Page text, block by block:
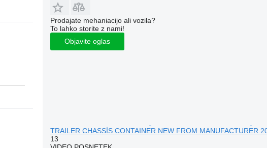
Prodajate mehaniacijo ali vozila?
To lahko storite z nami!
Objavite oglas
TRAILER CHASSİS CONTAINER NEW FROM MANUFACTURER
13